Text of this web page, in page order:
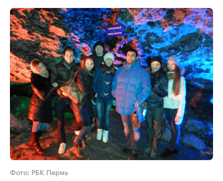
Фото: РБК Пермь